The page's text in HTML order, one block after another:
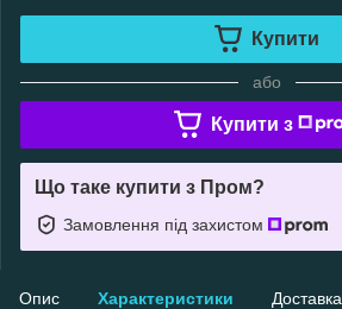
Купити
або
Купити з
Що таке купити з Пром?
Замовлення під захистом
Опис Характеристики Доставка